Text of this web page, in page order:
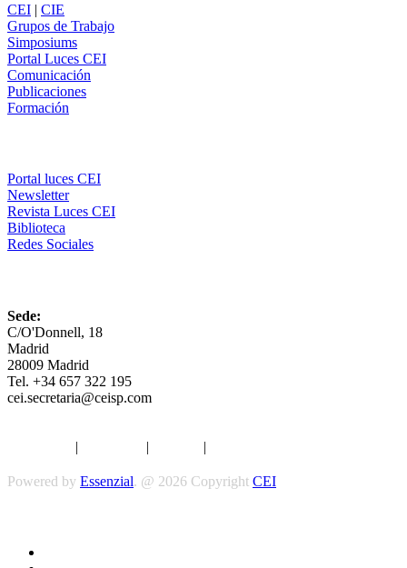
CEI | CIE
Grupos de Trabajo
Simposiums
Portal Luces CEI
Comunicación
Publicaciones
Formación
Portal luces CEI
Newsletter
Revista Luces CEI
Biblioteca
Redes Sociales
Sede:
C/O'Donnell, 18
Madrid
28009 Madrid
Tel. +34 657 322 195
cei.secretaria@ceisp.com
| | |
Powered by Essenzial. @ 2026 Copyright CEI